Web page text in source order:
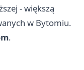
- większą
w Bytomiu.
.